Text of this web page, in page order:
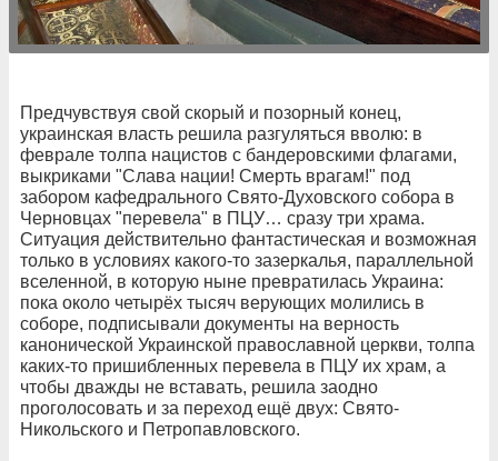
Предчувствуя свой скорый и позорный конец,
украинская власть решила разгуляться вволю: в
феврале толпа нацистов с бандеровскими флагами,
выкриками "Слава нации! Смерть врагам!" под
забором кафедрального Свято-Духовского собора в
Черновцах "перевела" в ПЦУ… сразу три храма.
Ситуация действительно фантастическая и возможная
только в условиях какого-то зазеркалья, параллельной
вселенной, в которую ныне превратилась Украина:
пока около четырёх тысяч верующих молились в
соборе, подписывали документы на верность
канонической Украинской православной церкви, толпа
каких-то пришибленных перевела в ПЦУ их храм, а
чтобы дважды не вставать, решила заодно
проголосовать и за переход ещё двух: Свято-
Никольского и Петропавловского.